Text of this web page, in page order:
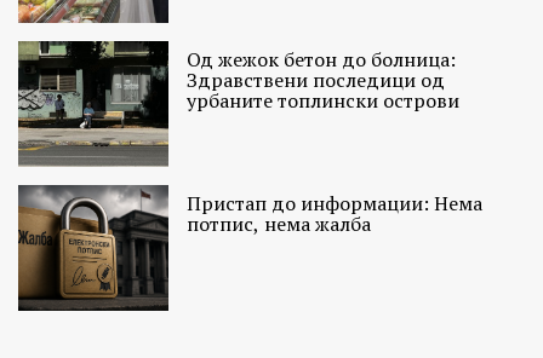
Од жежок бетон до болница:
Здравствени последици од
урбаните топлински острови
Пристап до информации: Нема
потпис, нема жалба